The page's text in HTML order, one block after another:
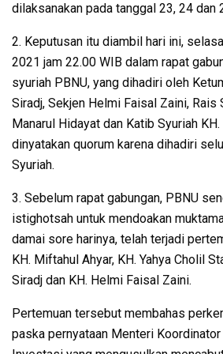
dilaksanakan pada tanggal 23, 24 dan
2. Keputusan itu diambil hari ini,
2021 jam 22.00 WIB dalam rapat
syuriah PBNU, yang dihadiri oleh
Siradj, Sekjen Helmi Faisal Zaini, Rais
Manarul Hidayat dan Katib Syuriah
dinyatakan quorum karena dihadiri
Syuriah.
3. Sebelum rapat gabungan, PBNU
istighotsah untuk mendoakan
damai sore harinya, telah terjadi
KH. Miftahul Ahyar, KH. Yahya Cholil
Siradj dan KH. Helmi Faisal Zaini.
Pertemuan tersebut membahas
paska pernyataan Menteri